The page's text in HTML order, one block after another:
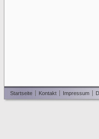
Startseite Kontakt Impressum